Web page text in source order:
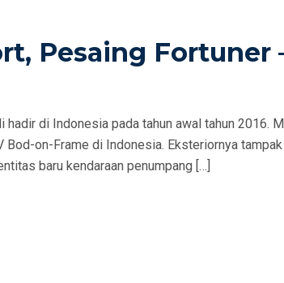
Pesaing Fortuner
di Indonesia pada tahun awal tahun 2016.
on-Frame di Indonesia. Eksteriornya
baru kendaraan penumpang […]